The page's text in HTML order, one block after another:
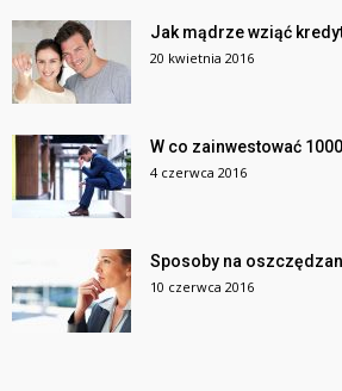
Jak mądrze wziąć
20 kwietnia 2016
W co zainwestować
4 czerwca 2016
Sposoby na
10 czerwca 2016